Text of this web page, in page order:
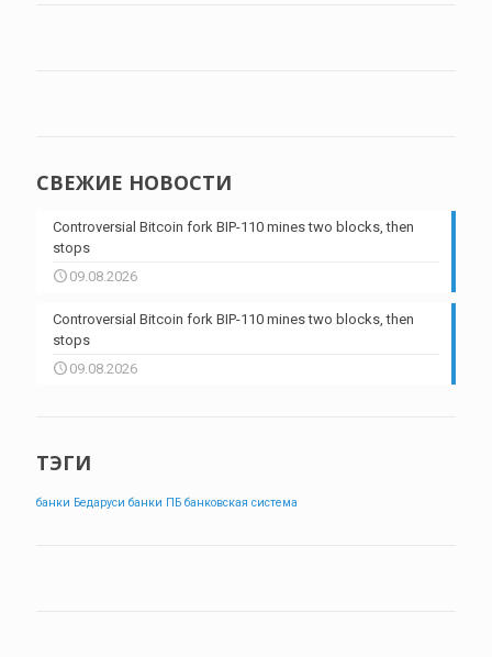
СВЕЖИЕ НОВОСТИ
Controversial Bitcoin fork BIP-110 mines two blocks, then
stops
09.08.2026
Controversial Bitcoin fork BIP-110 mines two blocks, then
stops
09.08.2026
ТЭГИ
банки Бедаруси банки ПБ банковская система